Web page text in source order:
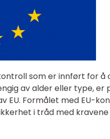
som er innført for
av alder eller type, er
EU. Formålet med EU-
i tråd med